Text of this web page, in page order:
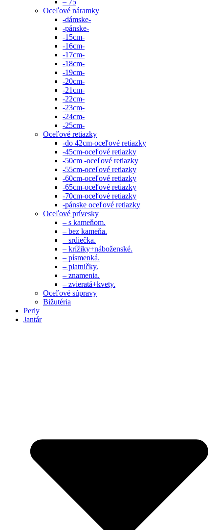
Oceľové náramky
-dámske-
-pánske-
-15cm-
-16cm-
-17cm-
-18cm-
-19cm-
-20cm-
-21cm-
-22cm-
-23cm-
-24cm-
-25cm-
Oceľové retiazky
-do 42cm-oceľové retiazky
-45cm-oceľové retiazky
-50cm -oceľové retiazky
-55cm-oceľové retiazky
-60cm-oceľové retiazky
-65cm-oceľové retiazky
-70cm-oceľové retiazky
-pánske oceľové retiazky
Oceľové prívesky
– s kameňom.
– bez kameňa.
– srdiečka.
– krížiky+náboženské.
– písmenká.
– platničky.
– znamenia.
– zvieratá+kvety.
Oceľové súpravy
Bižutéria
Perly
Jantár